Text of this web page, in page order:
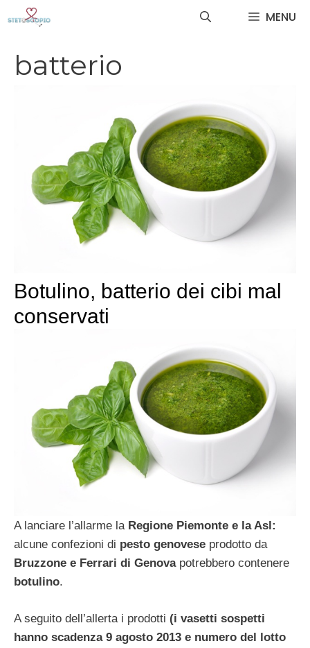
MENU
batterio
Botulino, batterio dei cibi mal
conservati
A lanciare l’allarme laRegione Piemonte e la Asl:
alcune confezioni di pesto genovese prodotto da
Bruzzone e Ferrari di Genovapotrebbero contenere
botulino.
A seguito dell’allerta i prodotti (i vasetti sospetti
hanno scadenza 9 agosto 2013 e numero del lotto